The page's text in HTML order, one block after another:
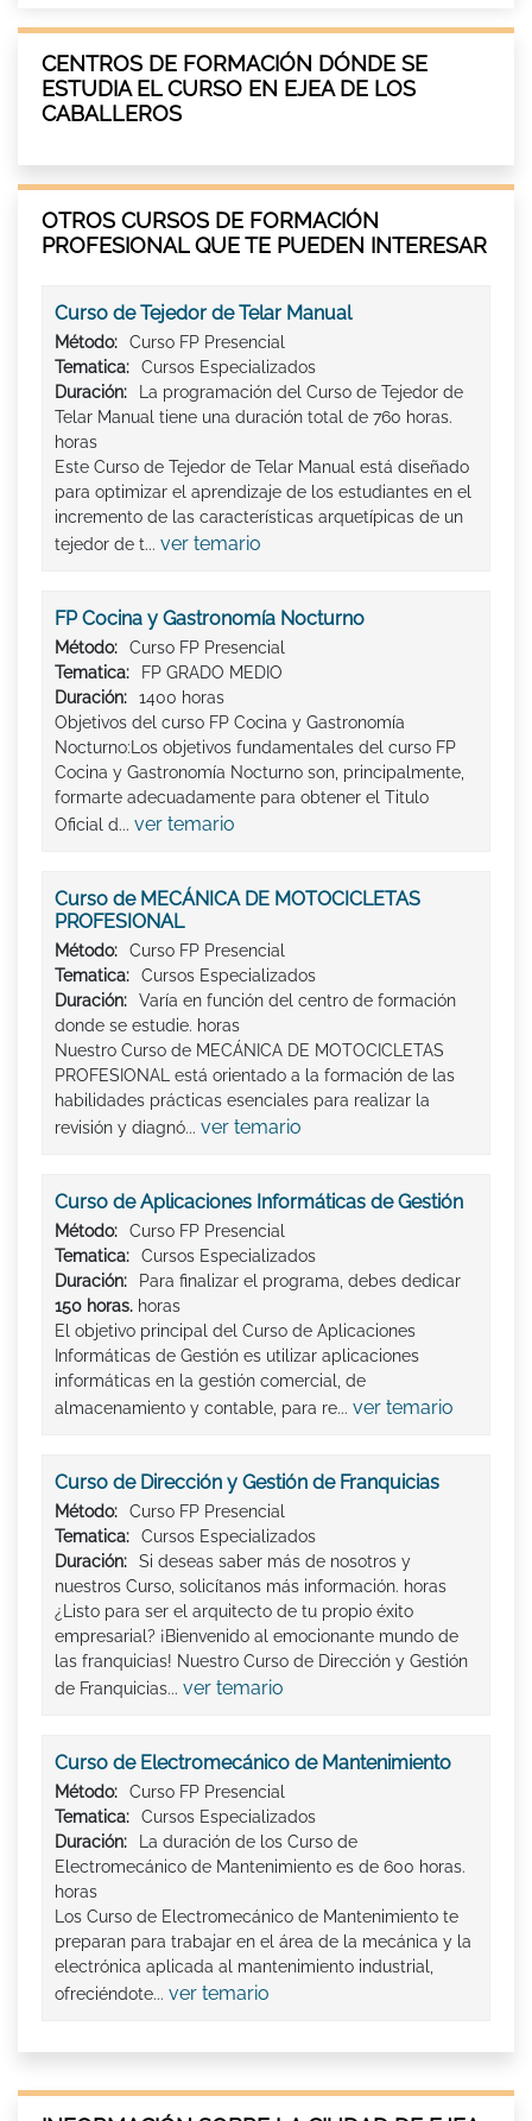
CENTROS DE FORMACIÓN DÓNDE SE
ESTUDIA EL CURSO EN EJEA DE LOS
CABALLEROS
OTROS CURSOS DE FORMACIÓN
PROFESIONAL QUE TE PUEDEN INTERESAR
Curso de Tejedor de Telar Manual
Método:
Curso FP Presencial
Tematica:
Cursos Especializados
Duración:
La programación del Curso de Tejedor de
Telar Manual tiene una duración total de 760 horas.
horas
Este Curso de Tejedor de Telar Manual está diseñado
para optimizar el aprendizaje de los estudiantes en el
incremento de las características arquetípicas de un
tejedor de t... ver temario
FP Cocina y Gastronomía Nocturno
Método:
Curso FP Presencial
Tematica:
FP GRADO MEDIO
Duración:
1400 horas
Objetivos del curso FP Cocina y Gastronomía
Nocturno:Los objetivos fundamentales del curso FP
Cocina y Gastronomía Nocturno son, principalmente,
formarte adecuadamente para obtener el Titulo
Oficial d... ver temario
Curso de MECÁNICA DE MOTOCICLETAS
PROFESIONAL
Método:
Curso FP Presencial
Tematica:
Cursos Especializados
Duración:
Varía en función del centro de formación
donde se estudie. horas
Nuestro Curso de MECÁNICA DE MOTOCICLETAS
PROFESIONAL está orientado a la formación de las
habilidades prácticas esenciales para realizar la
revisión y diagnó... ver temario
Curso de Aplicaciones Informáticas de Gestión
Método:
Curso FP Presencial
Tematica:
Cursos Especializados
Duración:
Para finalizar el programa, debes dedicar
150 horas. horas
El objetivo principal del Curso de Aplicaciones
Informáticas de Gestión es utilizar aplicaciones
informáticas en la gestión comercial, de
almacenamiento y contable, para re... ver temario
Curso de Dirección y Gestión de Franquicias
Método:
Curso FP Presencial
Tematica:
Cursos Especializados
Duración:
Si deseas saber más de nosotros y
nuestros Curso, solicítanos más información. horas
¿Listo para ser el arquitecto de tu propio éxito
empresarial? ¡Bienvenido al emocionante mundo de
las franquicias! Nuestro Curso de Dirección y Gestión
de Franquicias... ver temario
Curso de Electromecánico de Mantenimiento
Método:
Curso FP Presencial
Tematica:
Cursos Especializados
Duración:
La duración de los Curso de
Electromecánico de Mantenimiento es de 600 horas.
horas
Los Curso de Electromecánico de Mantenimiento te
preparan para trabajar en el área de la mecánica y la
electrónica aplicada al mantenimiento industrial,
ofreciéndote... ver temario